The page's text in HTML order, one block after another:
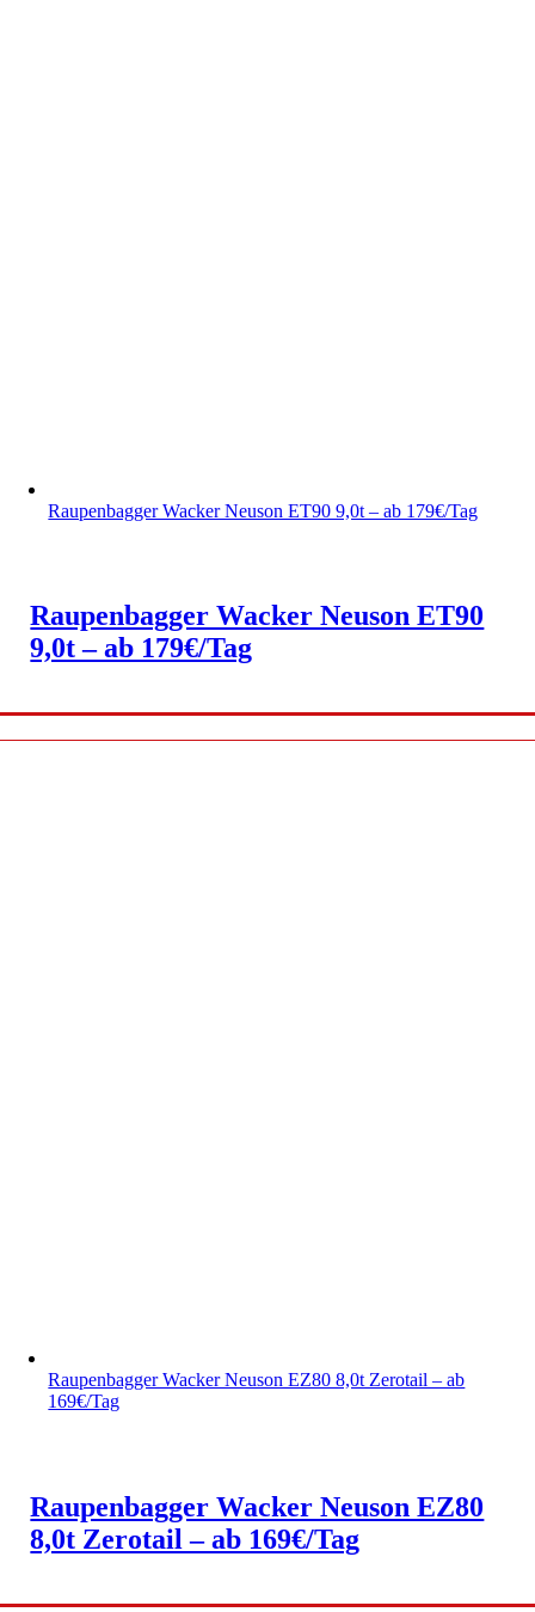
Raupenbagger Wacker Neuson ET90 9,0t – ab 179€/Tag
Raupenbagger Wacker Neuson ET90
9,0t – ab 179€/Tag
Raupenbagger Wacker Neuson EZ80 8,0t Zerotail – ab
169€/Tag
Raupenbagger Wacker Neuson EZ80
8,0t Zerotail – ab 169€/Tag